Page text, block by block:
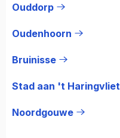
Ouddorp
Oudenhoorn
Bruinisse
Stad aan 't Haringvliet
Noordgouwe